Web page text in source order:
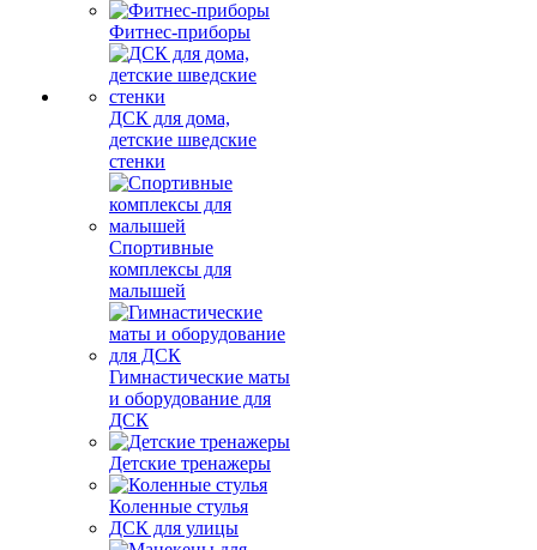
Фитнес-приборы
ДСК для дома,
детские шведские
стенки
Спортивные
комплексы для
малышей
Гимнастические маты
и оборудование для
ДСК
Детские тренажеры
Коленные стулья
ДСК для улицы